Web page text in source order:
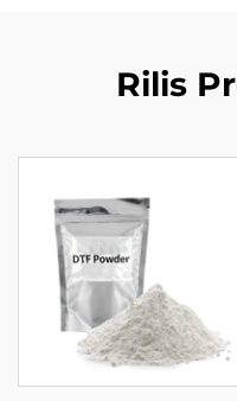
Rilis